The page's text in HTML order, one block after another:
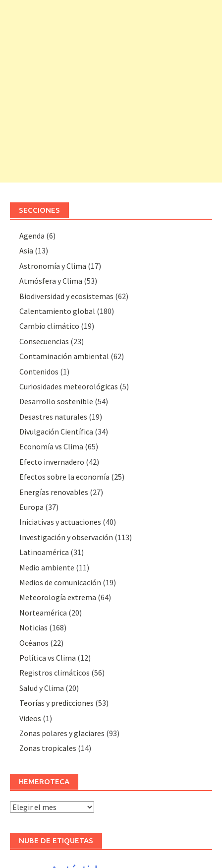
SECCIONES
Agenda (6)
Asia (13)
Astronomía y Clima (17)
Atmósfera y Clima (53)
Biodiversidad y ecosistemas (62)
Calentamiento global (180)
Cambio climático (19)
Consecuencias (23)
Contaminación ambiental (62)
Contenidos (1)
Curiosidades meteorológicas (5)
Desarrollo sostenible (54)
Desastres naturales (19)
Divulgación Cientí­fica (34)
Economía vs Clima (65)
Efecto invernadero (42)
Efectos sobre la economía (25)
Energías renovables (27)
Europa (37)
Iniciativas y actuaciones (40)
Investigación y observación (113)
Latinoamérica (31)
Medio ambiente (11)
Medios de comunicación (19)
Meteorologí­a extrema (64)
Norteamérica (20)
Noticias (168)
Océanos (22)
Polí­tica vs Clima (12)
Registros climáticos (56)
Salud y Clima (20)
Teorías y predicciones (53)
Videos (1)
Zonas polares y glaciares (93)
Zonas tropicales (14)
HEMEROTECA
Hemeroteca
NUBE DE ETIQUETAS